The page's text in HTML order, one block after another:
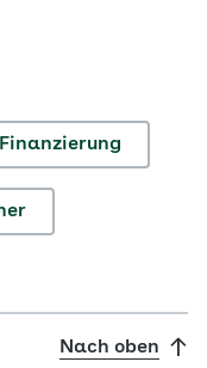
Finanzierung
Nach oben